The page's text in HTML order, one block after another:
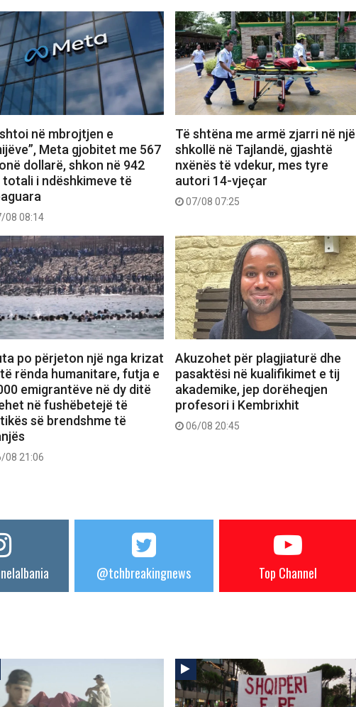
në mbrojtjen e
Meta gjobitet me 567
dollarë, shkon në 942
totali i ndëshkimeve të
08 08:14
Të shtëna me armë zjarri në një
shkollë në Tajlandë, gjashtë
nxënës të vdekur, mes tyre
autori 14-vjeçar
07/08 07:25
po përjeton një nga krizat
rënda humanitare, futja e
emigrantëve në dy ditë
në fushëbetejë të
së brendshme të
08 21:06
Akuzohet për plagjiaturë dhe
pasaktësi në kualifikimet e tij
akademike, jep dorëheqjen
profesori i Kembrixhit
06/08 20:45
@tchbreakingnews Top Channel